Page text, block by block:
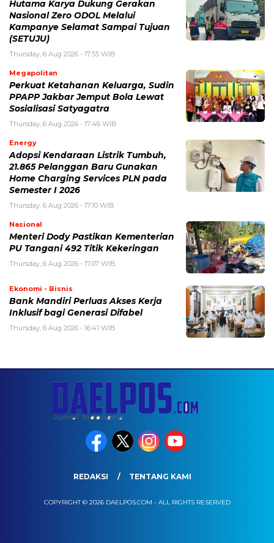
Hutama Karya Dukung Gerakan
Nasional Zero ODOL Melalui
Kampanye Selamat Sampai Tujuan
(SETUJU)
Thursday, 6 Aug 2026 - 17:55 WIB
Megapolitan
Perkuat Ketahanan Keluarga, Sudin
PPAPP Jakbar Jemput Bola Lewat
Sosialisasi Satyagatra
Thursday, 6 Aug 2026 - 17:46 WIB
Energy
Adopsi Kendaraan Listrik Tumbuh,
21.865 Pelanggan Baru Gunakan
Home Charging Services PLN pada
Semester I 2026
Thursday, 6 Aug 2026 - 17:10 WIB
Nasional
Menteri Dody Pastikan Kementerian
PU Tangani 492 Titik Kekeringan
Thursday, 6 Aug 2026 - 17:07 WIB
Ekonomi - Bisnis
Bank Mandiri Perluas Akses Kerja
Inklusif bagi Generasi Difabel
Thursday, 6 Aug 2026 - 16:41 WIB
REDAKSI TENTANG KAMI
COPYRIGHT © 2026 DAELPOS.COM - ALL RIGHTS RESERVED